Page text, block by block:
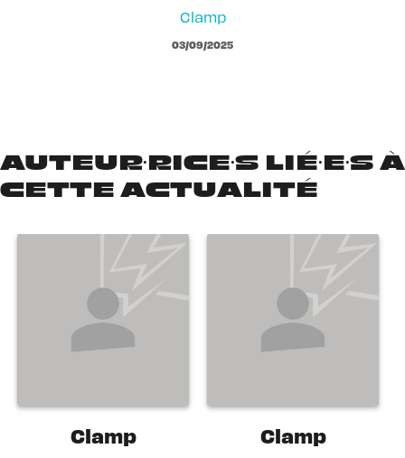
Clamp
03/09/2025
AUTEUR·RICE·S LIÉ·E·S À
CETTE ACTUALITÉ
Clamp Clamp